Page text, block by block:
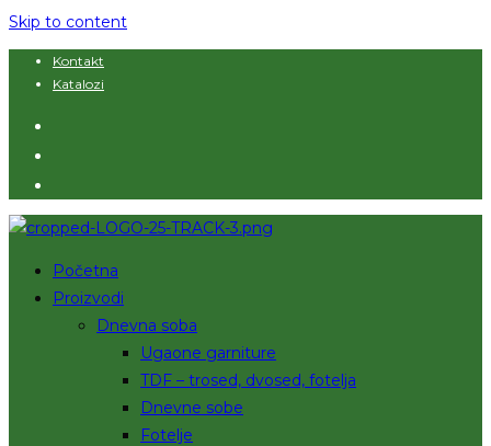
Skip to content
Kontakt
Katalozi
Početna
Proizvodi
Dnevna soba
Ugaone garniture
TDF – trosed, dvosed, fotelja
Dnevne sobe
Fotelje